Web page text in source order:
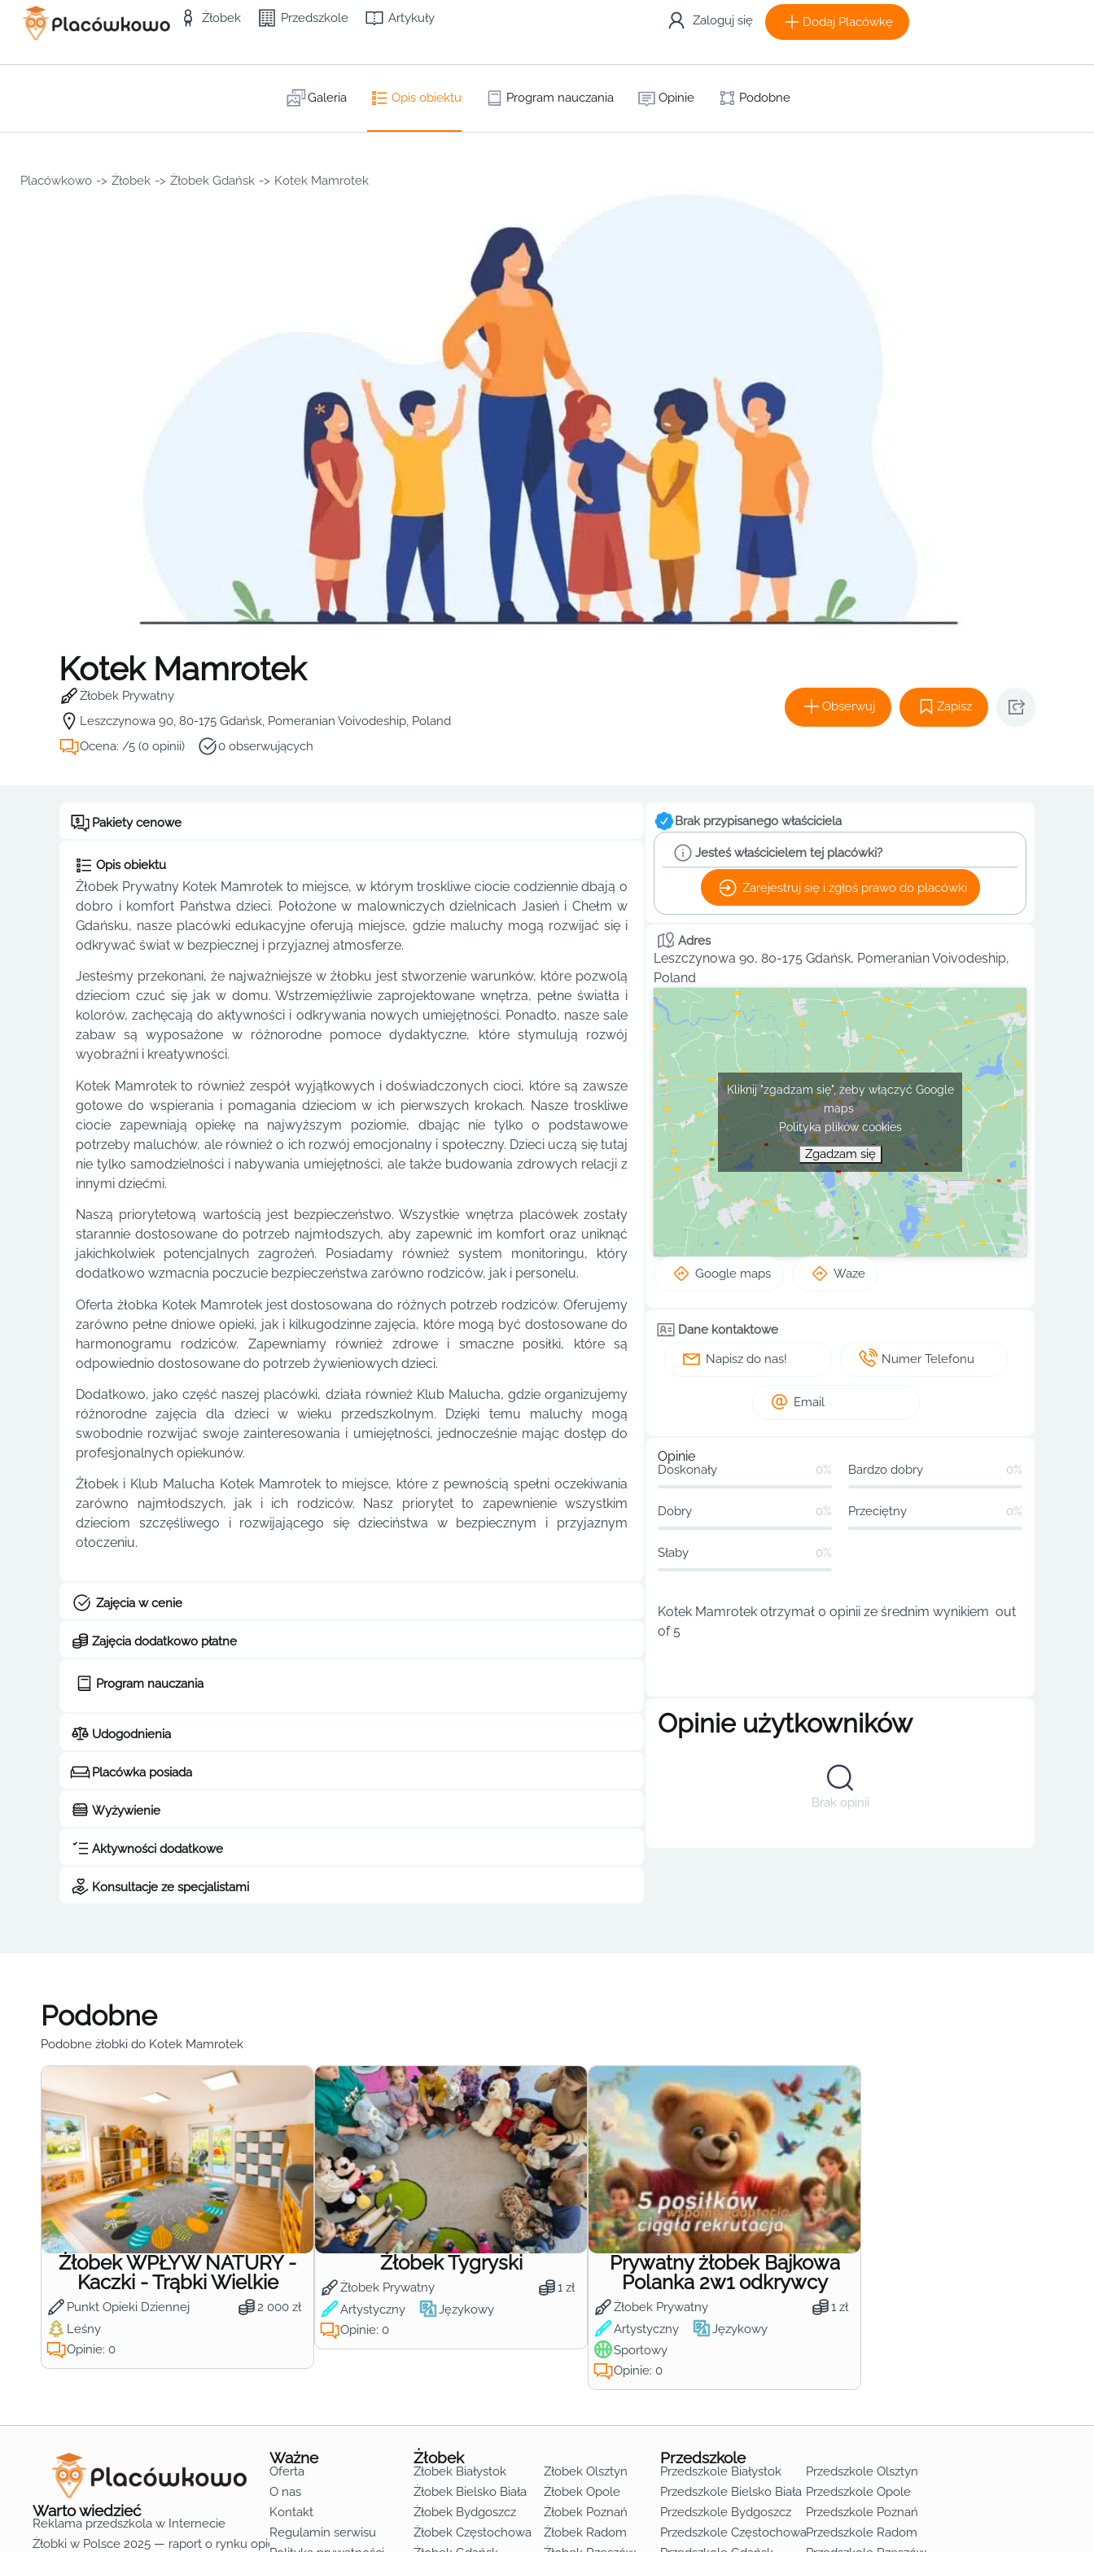
Żłobek Przedszkole Artykuły Zaloguj się Dodaj Placówkę
Galeria Opis obiektu Program nauczania Opinie Podobne
Placówkowo -> Żłobek -> Żłobek Gdańsk -> Kotek Mamrotek
Kotek Mamrotek
Żłobek Prywatny
Leszczynowa 90, 80-175 Gdańsk, Pomeranian Voivodeship, Poland
Ocena: /5 (0 opinii)
0 obserwujących
Obserwuj Zapisz
Pakiety cenowe
Opis obiektu
Żłobek Prywatny Kotek Mamrotek to miejsce, w którym troskliwe ciocie codziennie dbają o
dobro i komfort Państwa dzieci. Położone w malowniczych dzielnicach Jasień i Chełm w
Gdańsku, nasze placówki edukacyjne oferują miejsce, gdzie maluchy mogą rozwijać się i
odkrywać świat w bezpiecznej i przyjaznej atmosferze.
Jesteśmy przekonani, że najważniejsze w żłobku jest stworzenie warunków, które pozwolą
dzieciom czuć się jak w domu. Wstrzemięźliwie zaprojektowane wnętrza, pełne światła i
kolorów, zachęcają do aktywności i odkrywania nowych umiejętności. Ponadto, nasze sale
zabaw są wyposażone w różnorodne pomoce dydaktyczne, które stymulują rozwój
wyobraźni i kreatywności.
Kotek Mamrotek to również zespół wyjątkowych i doświadczonych cioci, które są zawsze
gotowe do wspierania i pomagania dzieciom w ich pierwszych krokach. Nasze troskliwe
ciocie zapewniają opiekę na najwyższym poziomie, dbając nie tylko o podstawowe
potrzeby maluchów, ale również o ich rozwój emocjonalny i społeczny. Dzieci uczą się tutaj
nie tylko samodzielności i nabywania umiejętności, ale także budowania zdrowych relacji z
innymi dziećmi.
Naszą priorytetową wartością jest bezpieczeństwo. Wszystkie wnętrza placówek zostały
starannie dostosowane do potrzeb najmłodszych, aby zapewnić im komfort oraz uniknąć
jakichkolwiek potencjalnych zagrożeń. Posiadamy również system monitoringu, który
dodatkowo wzmacnia poczucie bezpieczeństwa zarówno rodziców, jak i personelu.
Oferta żłobka Kotek Mamrotek jest dostosowana do różnych potrzeb rodziców. Oferujemy
zarówno pełne dniowe opieki, jak i kilkugodzinne zajęcia, które mogą być dostosowane do
harmonogramu rodziców. Zapewniamy również zdrowe i smaczne posiłki, które są
odpowiednio dostosowane do potrzeb żywieniowych dzieci.
Dodatkowo, jako część naszej placówki, działa również Klub Malucha, gdzie organizujemy
różnorodne zajęcia dla dzieci w wieku przedszkolnym. Dzięki temu maluchy mogą
swobodnie rozwijać swoje zainteresowania i umiejętności, jednocześnie mając dostęp do
profesjonalnych opiekunów.
Żłobek i Klub Malucha Kotek Mamrotek to miejsce, które z pewnością spełni oczekiwania
zarówno najmłodszych, jak i ich rodziców. Nasz priorytet to zapewnienie wszystkim
dzieciom szczęśliwego i rozwijającego się dzieciństwa w bezpiecznym i przyjaznym
otoczeniu.
Zajęcia w cenie
Zajęcia dodatkowo płatne
Program nauczania
Udogodnienia
Placówka posiada
Wyżywienie
Aktywności dodatkowe
Konsultacje ze specjalistami
Brak przypisanego właściciela
Jesteś właścicielem tej placówki?
Zarejestruj się i zgłoś prawo do placówki
Adres
Leszczynowa 90, 80-175 Gdańsk, Pomeranian Voivodeship,
Poland
Kliknij "zgadzam się", żeby włączyć Google
maps
Polityka plików cookies
Zgadzam się
Google maps Waze
Dane kontaktowe
Napisz do nas!
Numer Telefonu
Email
Opinie
Doskonały 0% Bardzo dobry 0%
Dobry 0% Przeciętny 0%
Słaby 0%
Kotek Mamrotek otrzymał 0 opinii ze średnim wynikiem out
of 5
Opinie użytkowników
Brak opinii
Podobne
Podobne żłobki do Kotek Mamrotek
Żłobek WPŁYW NATURY -
Kaczki - Trąbki Wielkie
Punkt Opieki Dziennej 2 000 zł
Leśny
Opinie: 0
Żłobek Tygryski
Żłobek Prywatny 1 zł
Artystyczny Językowy
Opinie: 0
Prywatny żłobek Bajkowa
Polanka 2w1 odkrywcy
Żłobek Prywatny 1 zł
Artystyczny
Językowy
Sportowy
Opinie: 0
Warto wiedzieć
Reklama przedszkola w Internecie
Żłobki w Polsce 2025 — raport o rynku opieki nad dziećmi do lat 3
Ważne
Oferta
O nas
Kontakt
Regulamin serwisu
Żłobek
Żłobek Białystok
Żłobek Bielsko Biała
Żłobek Bydgoszcz
Żłobek Częstochowa
Żłobek Olsztyn
Żłobek Opole
Żłobek Poznań
Żłobek Radom
Przedszkole
Przedszkole Białystok
Przedszkole Bielsko Biała
Przedszkole Bydgoszcz
Przedszkole Częstochowa
Przedszkole Olsztyn
Przedszkole Opole
Przedszkole Poznań
Przedszkole Radom